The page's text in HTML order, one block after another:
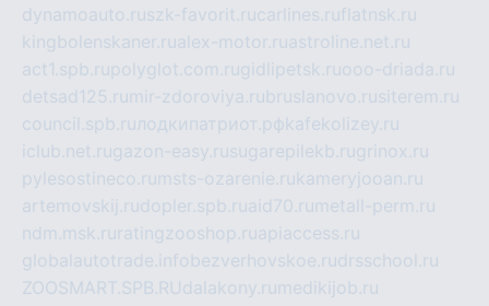
dynamoauto.ruszk-favorit.rucarlines.ruflatnsk.ru
kingbolenskaner.rualex-motor.ruastroline.net.ru
act1.spb.rupolyglot.com.rugidlipetsk.ruooo-driada.ru
detsad125.ru mir-zdoroviya.rubruslanovo.rusiterem.ru
council.spb.ruлодкипатриот.рфkafekolizey.ru
iclub.net.rugazon-easy.rusugarepilekb.rugrinox.ru
pylesostineco.ru msts-ozarenie.rukameryjooan.ru
artemovskij.rudopler.spb.ruaid70.ru metall-perm.ru
ndm.msk.ru ratingzooshop.ruapiaccess.ru
globalautotrade.info bezverhovskoe.rudrsschool.ru
ZOOSMART.SPB.RUdalakony.ru medikijob.ru